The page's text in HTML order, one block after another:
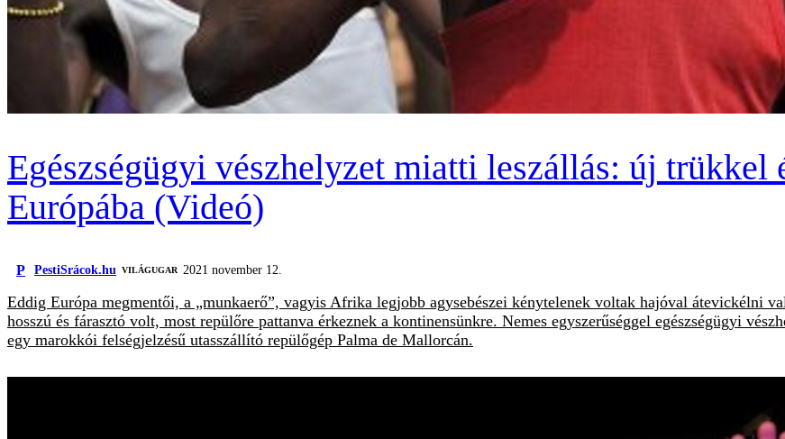
Egészségügyi vészhelyzet miatti leszállás: új trükkel
Európába (Videó)
P PestiSrácok.hu VILÁGUGAR 2021 november 12.
Eddig Európa megmentői, a „munkaerő”, vagyis Afrika legjobb agysebészei kénytelenek voltak hajóval átevickélni
hosszú és fárasztó volt, most repülőre pattanva érkeznek a kontinensünkre. Nemes egyszerűséggel egészségügyi
egy marokkói felségjelzésű utasszállító repülőgép Palma de Mallorcán.